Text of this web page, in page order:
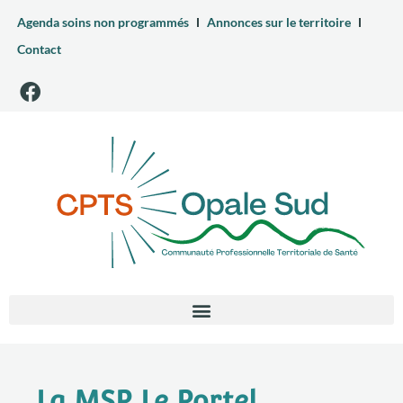
Agenda soins non programmés
Annonces sur le territoire
Contact